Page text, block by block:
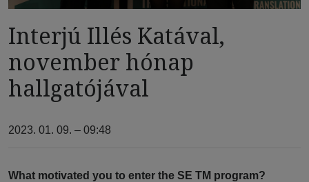
Interjú Illés Katával,
november hónap
hallgatójával
2023. 01. 09. – 09:48
What motivated you to enter the SE TM program?